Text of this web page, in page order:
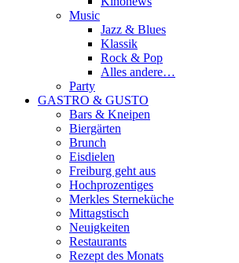
Music
Jazz & Blues
Klassik
Rock & Pop
Alles andere…
Party
GASTRO & GUSTO
Bars & Kneipen
Biergärten
Brunch
Eisdielen
Freiburg geht aus
Hochprozentiges
Merkles Sterneküche
Mittagstisch
Neuigkeiten
Restaurants
Rezept des Monats